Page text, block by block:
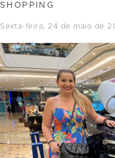
SHOPPING
sexta-feira, 24 de maio de